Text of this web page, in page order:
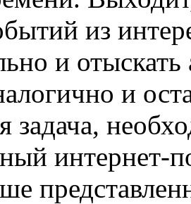
из
и отыскать
и
задача,
интернет-